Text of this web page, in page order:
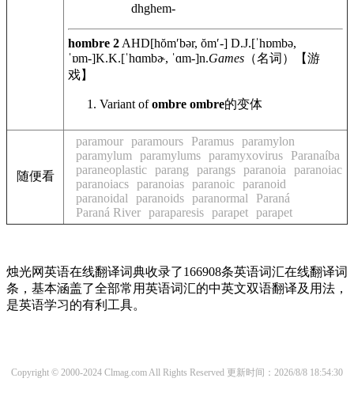
dhghem-
hombre 2 AHD[hŏmʹbər, ŏmʹ-] D.J.[ˈhɒmbə,
ˈɒm-]K.K.[ˈhɑmbɚ, ˈɑm-]n.Games （名词）【游
戏】
Variant ofombre ombre的变体
随便看
paramour paramours Paramus paramylon
paramylum
paramylums paramyxovirus
Paranaíba
paraneoplastic parang parangs paranoia
paranoiac
paranoiacs paranoias paranoic paranoid
paranoidal
paranoids paranormal
Paraná
Paraná River paraparesis parapet parapet
烛光网英语在线翻译词典收录了166908条英语词汇在线翻译词
条，基本涵盖了全部常用英语词汇的中英文双语翻译及用法，
是英语学习的有利工具。
Copyright © 2000-2024 Clmag.com All Rights Reserved 更新时间：2026/8/8 18:54:30